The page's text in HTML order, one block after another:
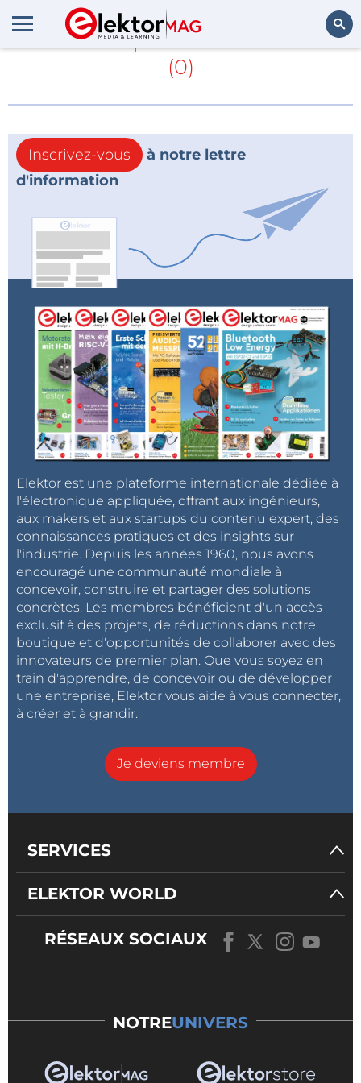
En savoir plus sur Stanford
(0)
Inscrivez-vous
à notre lettre
d'information
Elektor est une plateforme internationale dédiée à
l'électronique appliquée, offrant aux ingénieurs,
aux makers et aux startups du contenu expert, des
connaissances pratiques et des insights sur
l'industrie. Depuis les années 1960, nous avons
encouragé une communauté mondiale à
concevoir, construire et partager des solutions
concrètes. Les membres bénéficient d'un accès
exclusif à des projets, de réductions dans notre
boutique et d'opportunités de collaborer avec des
innovateurs de premier plan. Que vous soyez en
train d'apprendre, de concevoir ou de développer
une entreprise, Elektor vous aide à vous connecter,
à créer et à grandir.
Je deviens membre
SERVICES
ELEKTOR WORLD
RÉSEAUX SOCIAUX
NOTREUNIVERS